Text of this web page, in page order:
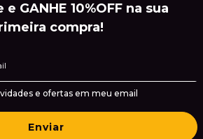
GANHE 10%OFF na sua
compra!
e ofertas em meu email
Enviar